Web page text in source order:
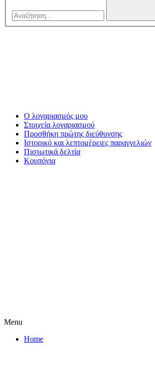
Ο λογαριασμός μου
Στοιχεία λογαριασμού
Προσθήκη πρώτης διεύθυνσης
Ιστορικό και λεπτομέρειες παραγγελιών
Πιστωτικά δελτία
Κουπόνια
Menu
Home